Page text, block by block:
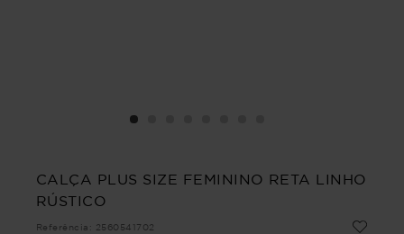
CALÇA PLUS SIZE FEMININO RETA LINHO
RÚSTICO
Referência : 2560541702